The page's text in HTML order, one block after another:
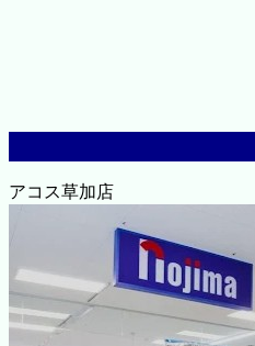
アコス草加店